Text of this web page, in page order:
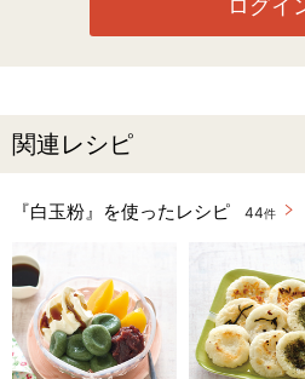
ログイ
関連レシピ
『白玉粉』を使ったレシピ 44件